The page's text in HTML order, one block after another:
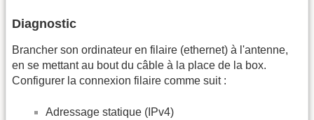
Diagnostic
Brancher son ordinateur en filaire (ethernet) à l'antenne,
en se mettant au bout du câble à la place de la box.
Configurer la connexion filaire comme suit :
Adressage statique (IPv4)